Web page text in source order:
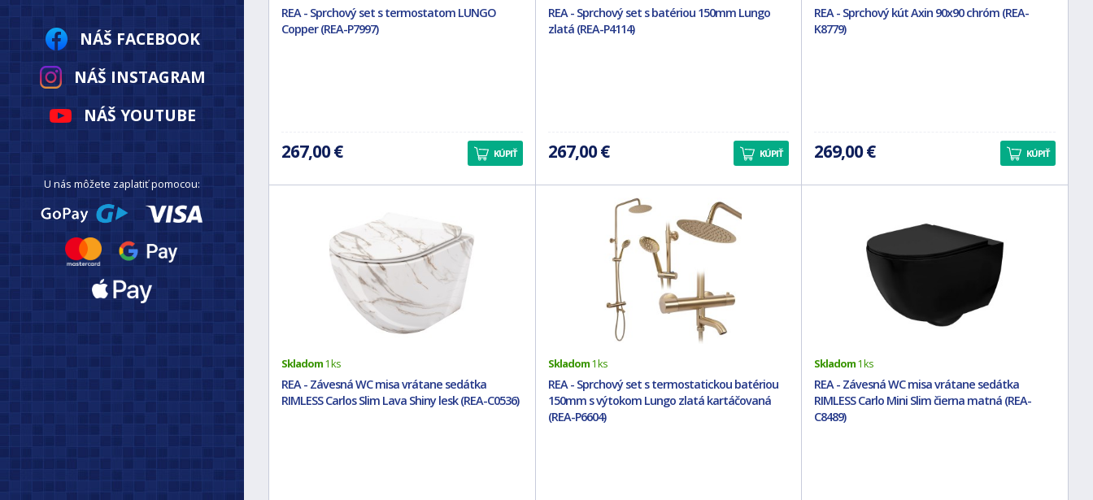
REA - Sprchový set s termostatom LUNGO
Copper (REA-P7997)
267,00 € KÚPIŤ
REA - Sprchový set s batériou 150mm Lungo
zlatá (REA-P4114)
267,00 € KÚPIŤ
REA - Sprchový kút Axin 90x90 chróm (REA-
K8779)
269,00 € KÚPIŤ
Skladom1 ks
REA - Závesná WC misa vrátane sedátka
RIMLESS Carlos Slim Lava Shiny lesk (REA-C0536)
Skladom1 ks
REA - Sprchový set s termostatickou batériou
150mm s výtokom Lungo zlatá kartáčovaná
(REA-P6604)
Skladom1 ks
REA - Závesná WC misa vrátane sedátka
RIMLESS Carlo Mini Slim čierna matná (REA-
C8489)
NÁŠ FACEBOOK
NÁŠ INSTAGRAM
NÁŠ YOUTUBE
U nás môžete zaplatiť pomocou: